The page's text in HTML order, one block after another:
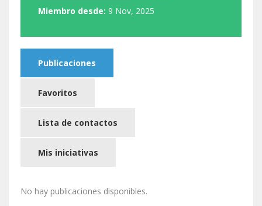
Miembro desde: 9 Nov, 2025
Publicaciones
Favoritos
Lista de contactos
Mis iniciativas
No hay publicaciones disponibles.